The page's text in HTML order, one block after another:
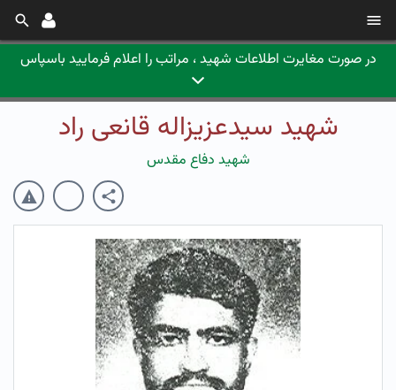
در صورت مغایرت اطلاعات شهید ، مراتب را اعلام فرمایید باسپاس
شهید سیدعزیزاله قانعی راد
شهید دفاع مقدس